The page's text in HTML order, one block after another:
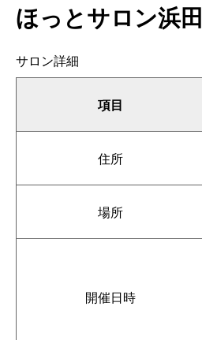
ほっとサロン浜田
サロン詳細
項目
住所
場所
開催日時